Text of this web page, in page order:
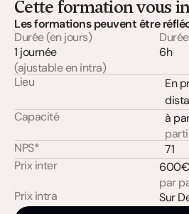
Cette formation vous
Les formations peuvent être
Durée (en jours)
1 journée
(ajustable en intra)
6h
Lieu
En
Capacité
à
NPS*
71
Prix inter
600€
par
Prix intra
Sur